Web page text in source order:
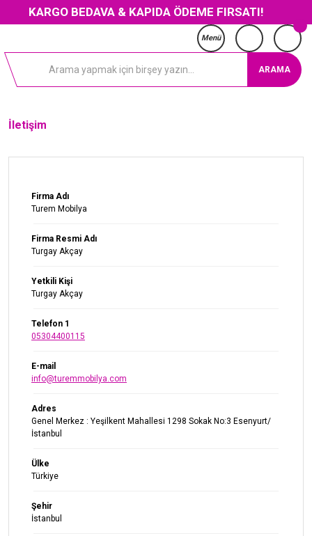
KARGO BEDAVA & KAPIDA ÖDEME FIRSATI!
Menü
ARAMA
İletişim
Firma Adı
Turem Mobilya
Firma Resmi Adı
Turgay Akçay
Yetkili Kişi
Turgay Akçay
Telefon 1
05304400115
E-mail
info@turemmobilya.com
Adres
Genel Merkez : Yeşilkent Mahallesi 1298 Sokak No:3 Esenyurt/
İstanbul
Ülke
Türkiye
Şehir
İstanbul